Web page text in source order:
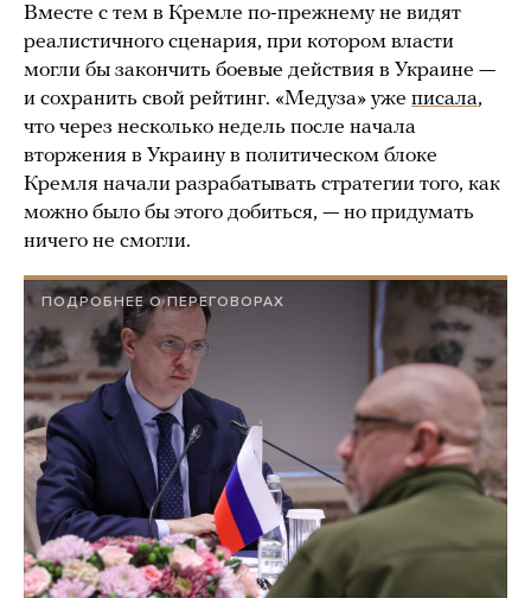
Вместе с тем в Кремле по-прежнему не видят
реалистичного сценария, при котором власти
могли бы закончить боевые действия в Украине —
и сохранить свой рейтинг. «Медуза» уже писала,
что через несколько недель после начала
вторжения в Украину в политическом блоке
Кремля начали разрабатывать стратегии того, как
можно было бы этого добиться, — но придумать
ничего не смогли.
ПОДРОБНЕЕ О ПЕРЕГОВОРАХ